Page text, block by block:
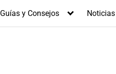
Guías y Consejos Noticias